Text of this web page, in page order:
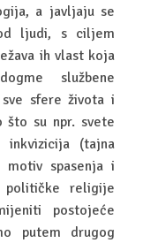
a javljaju se
ljudi, s ciljem
ih vlast koja
službene
sfere života i
su npr. svete
inkvizicija (tajna
spasenja i
religije
postojeće
putem drugog